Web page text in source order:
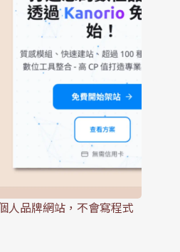
人品牌網站，不會寫程式